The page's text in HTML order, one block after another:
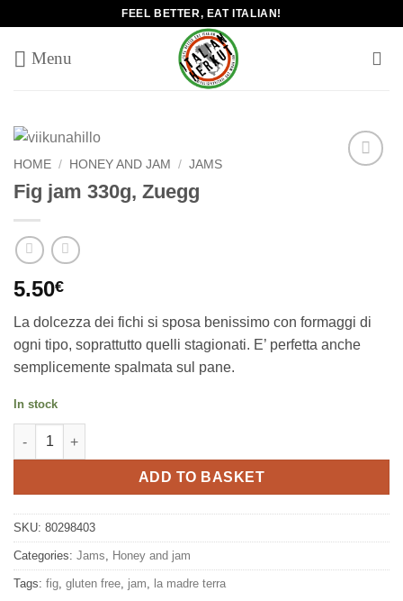
content
FEEL BETTER, EAT ITALIAN!
HOME / HONEY AND JAM / JAMS
Fig jam 330g, Zuegg
5.50€
La dolcezza dei fichi si sposa benissimo con formaggi di
ogni tipo, soprattutto quelli stagionati. E’ perfetta anche
semplicemente spalmata sul pane.
In stock
Fig jam 330g, Zuegg quantity
ADD TO BASKET
SKU: 80298403
Categories: Jams Honey and jam
Tags: fig gluten free jam la madre terra